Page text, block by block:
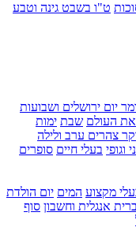
ט"ו בשבט גינה וטבע
יום ירושלים ושבועות
העולם שבת ימות
צהרים ערב ולילה
וגופי בעלי חיים סופרים
מקצוע המים יום הולדת
אנגלית וחשבון סוף